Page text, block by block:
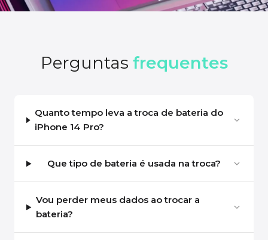
Perguntas frequentes
Quanto tempo leva a troca de bateria do
iPhone 14 Pro?
Que tipo de bateria é usada na troca?
Vou perder meus dados ao trocar a
bateria?